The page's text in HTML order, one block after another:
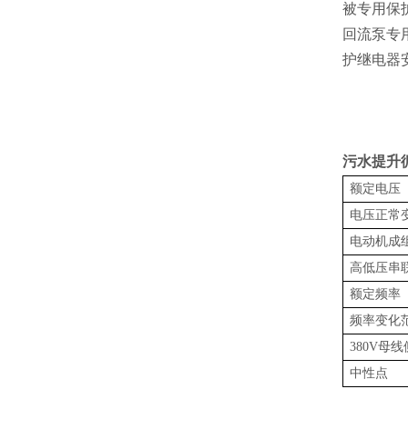
被专用保
回流泵专
护继电器
污水提升
额定电压
电压正常
电动机成
高低压串
额定频率
频率变化
380V母线
中性点